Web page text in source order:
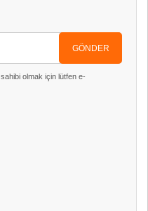
GÖNDER
olmak için lütfen e-